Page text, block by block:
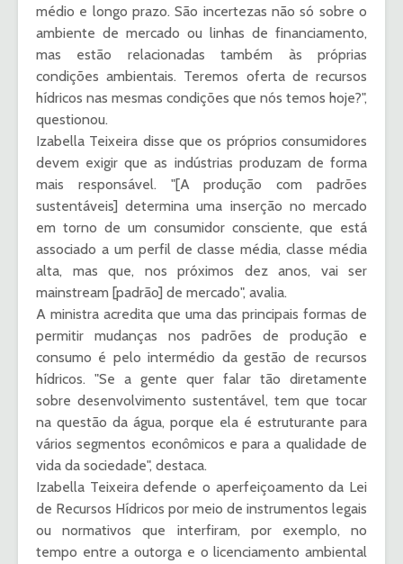
médio e longo prazo. São incertezas não só sobre o
ambiente de mercado ou linhas de financiamento,
mas estão relacionadas também às próprias
condições ambientais. Teremos oferta de recursos
hídricos nas mesmas condições que nós temos hoje?",
questionou.
Izabella Teixeira disse que os próprios consumidores
devem exigir que as indústrias produzam de forma
mais responsável. "[A produção com padrões
sustentáveis] determina uma inserção no mercado
em torno de um consumidor consciente, que está
associado a um perfil de classe média, classe média
alta, mas que, nos próximos dez anos, vai ser
mainstream [padrão] de mercado", avalia.
A ministra acredita que uma das principais formas de
permitir mudanças nos padrões de produção e
consumo é pelo intermédio da gestão de recursos
hídricos. "Se a gente quer falar tão diretamente
sobre desenvolvimento sustentável, tem que tocar
na questão da água, porque ela é estruturante para
vários segmentos econômicos e para a qualidade de
vida da sociedade", destaca.
Izabella Teixeira defende o aperfeiçoamento da Lei
de Recursos Hídricos por meio de instrumentos legais
ou normativos que interfiram, por exemplo, no
tempo entre a outorga e o licenciamento ambiental